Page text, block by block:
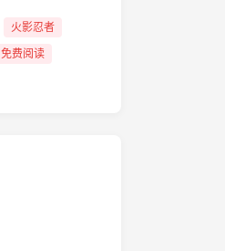
火影忍者
免费阅读